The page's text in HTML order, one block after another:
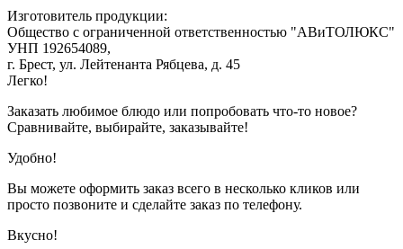
Изготовитель продукции:
Общество с ограниченной ответственностью "АВиТОЛЮКС"
УНП 192654089,
г. Брест, ул. Лейтенанта Рябцева, д. 45
Легко!
Заказать любимое блюдо или попробовать что-то новое?
Сравнивайте, выбирайте, заказывайте!
Удобно!
Вы можете оформить заказ всего в несколько кликов или
просто позвоните и сделайте заказ по телефону.
Вкусно!